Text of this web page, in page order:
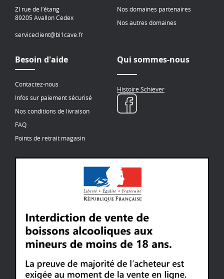
ZI rue de l’étang
89205 Avallon Cedex
serviceclient@bi1cave.fr
Nos domaines partenaires
Nos autres domaines
Besoin d'aide
Contactez-nous
Infos sur paiement sécurisé
Nos conditions de livraison
FAQ
Points de retrait magasin
Qui sommes-nous
Histoire Schiever